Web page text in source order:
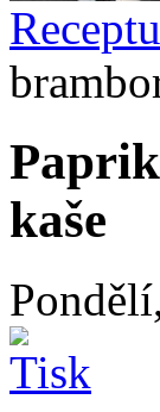
kaše